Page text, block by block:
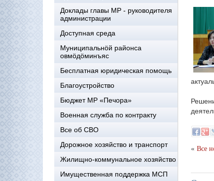
Доклады главы МР - руководителя
администрации
Доступная среда
Муниципальнöй районса
овмöдöминъяс
Бесплатная юридическая помощь
Благоустройство
Бюджет МР «Печора»
Военная служба по контракту
Все об СВО
Дорожное хозяйство и транспорт
Жилищно-коммунальное хозяйство
Имущественная поддержка МСП
« Все